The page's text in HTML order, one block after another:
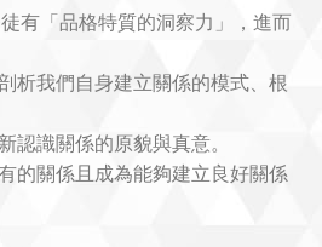
有「品格特質的洞察力」，進而
析我們自身建立關係的模式、根
認識關係的原貌與真意。
的關係且成為能夠建立良好關係